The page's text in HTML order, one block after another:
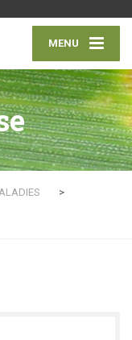
MENU
>